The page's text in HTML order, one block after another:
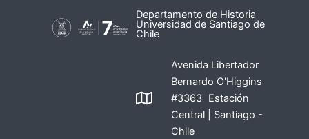
Departamento de Historia
Universidad de Santiago de
Chile
Avenida Libertador
Bernardo O'Higgins
#3363 Estación
Central | Santiago -
Chile